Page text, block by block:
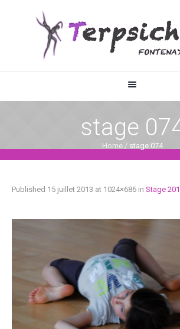
stage
Home / stage 074
Published 15 juillet 2013 at 1024×686 in Stage